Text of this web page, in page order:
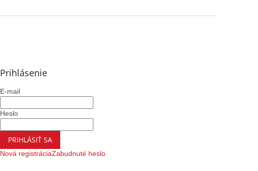
Prihlásenie
E-mail
Heslo
PRIHLÁSIŤ SA
Nová registráciaZabudnuté heslo